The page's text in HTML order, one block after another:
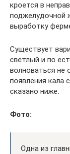
кроется в
поджелудочной
выработку
Существует
светлый и по
волноваться не
появления кала
сказано ниже.
Фото:
Одна из